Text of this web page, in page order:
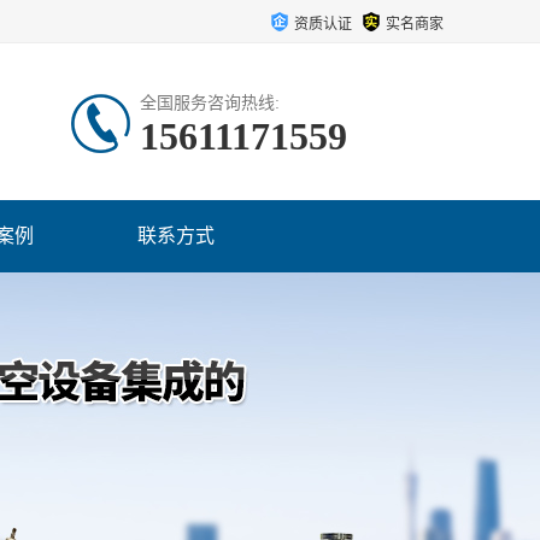
资质认证 实名商家
全国服务咨询热线:
15611171559
例 联系方式